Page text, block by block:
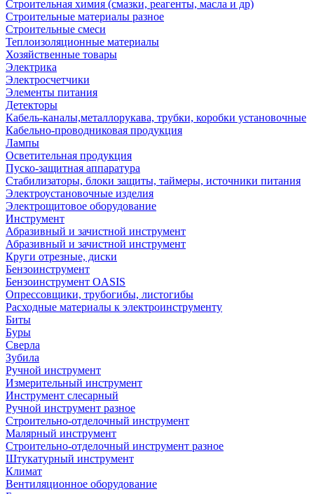
Строительная химия (смазки, реагенты, масла и др)
Строительные материалы разное
Строительные смеси
Теплоизоляционные материалы
Хозяйственные товары
Электрика
Электросчетчики
Элементы питания
Детекторы
Кабель-каналы,металлорукава, трубки, коробки установочные
Кабельно-проводниковая продукция
Лампы
Осветительная продукция
Пуско-защитная аппаратура
Стабилизаторы, блоки защиты, таймеры, источники питания
Электроустановочные изделия
Электрощитовое оборудование
Инструмент
Абразивный и зачистной инструмент
Абразивный и зачистной инструмент
Круги отрезные, диски
Бензоинструмент
Бензоинструмент OASIS
Опрессовщики, трубогибы, листогибы
Расходные материалы к электроинструменту
Биты
Буры
Сверла
Зубила
Ручной инструмент
Измерительный инструмент
Инструмент слесарный
Ручной инструмент разное
Строительно-отделочный инструмент
Малярный инструмент
Строительно-отделочный инструмент разное
Штукатурный инструмент
Климат
Вентиляционное оборудование